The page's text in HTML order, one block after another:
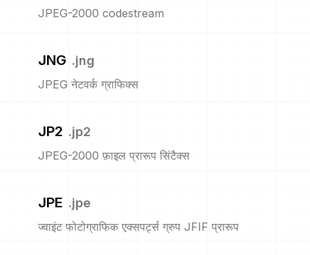
JPEG-2000 codestream
JNG .jng
JPEG नेटवर्क ग्राफिक्स
JP2 .jp2
JPEG-2000 फ़ाइल प्रारूप सिंटैक्स
JPE .jpe
ज्वाइंट फोटोग्राफिक एक्सपर्ट्स ग्रुप JFIF प्रारूप